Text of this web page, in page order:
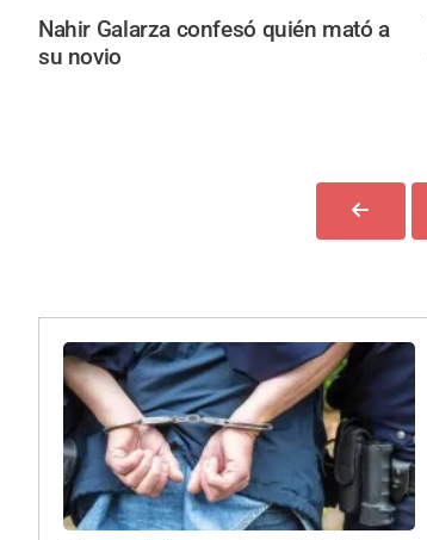
Nahir Galarza confesó quién mató a
su novio